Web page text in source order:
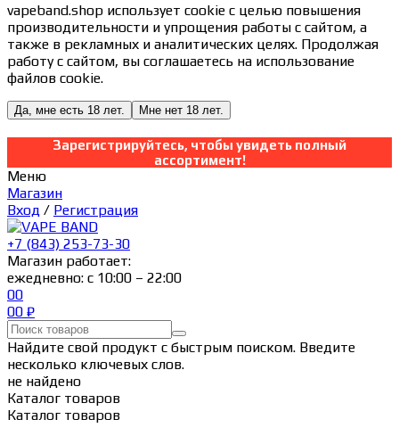
vapeband.shop использует cookie c целью повышения
производительности и упрощения работы с сайтом, а
также в рекламных и аналитических целях. Продолжая
работу с сайтом, вы соглашаетесь на использование
файлов cookie.
Да, мне есть 18 лет. Мне нет 18 лет.
Зарегистрируйтесь, чтобы увидеть полный
ассортимент!
Меню
Магазин
Вход / Регистрация
+7 (843) 253-73-30
Магазин работает:
ежедневно: с 10:00 – 22:00
00
00 ₽
Найдите свой продукт с быстрым поиском. Введите
несколько ключевых слов.
не найдено
Каталог товаров
Каталог товаров